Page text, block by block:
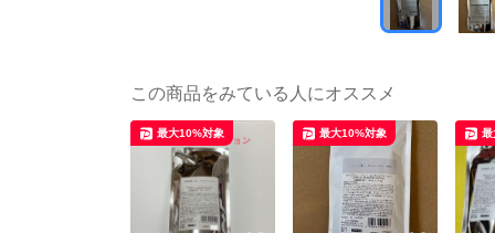
この商品をみている人にオススメ
最大10%対象 最大10%対象 最